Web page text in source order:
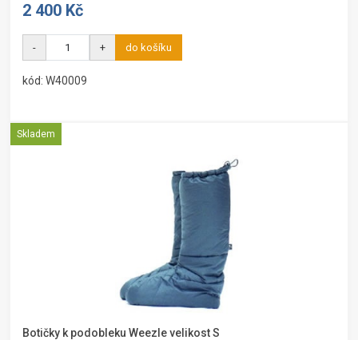
2 400 Kč
- + do košíku
kód: W40009
Skladem
Botičky k podobleku Weezle velikost S